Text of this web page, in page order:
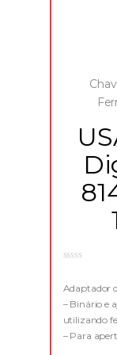
u
o
f
5
Adaptador
– Binário e
utilizando
– Para